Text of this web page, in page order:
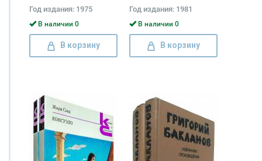
Никитин
Год издания: 1975
В наличии 0
В корзину
Год издания: 1981
В наличии 0
В корзину